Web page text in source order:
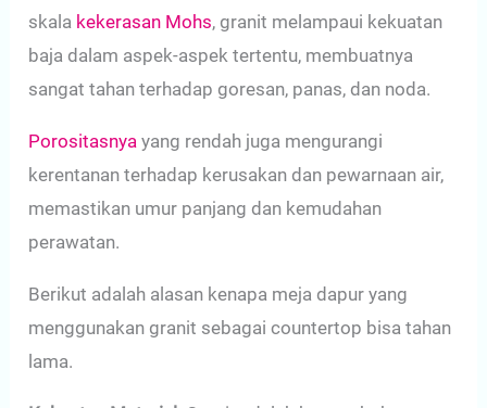
skala kekerasan Mohs, granit melampaui kekuatan
baja dalam aspek-aspek tertentu, membuatnya
sangat tahan terhadap goresan, panas, dan noda.
Porositasnya yang rendah juga mengurangi
kerentanan terhadap kerusakan dan pewarnaan air,
memastikan umur panjang dan kemudahan
perawatan.
Berikut adalah alasan kenapa meja dapur yang
menggunakan granit sebagai countertop bisa tahan
lama.